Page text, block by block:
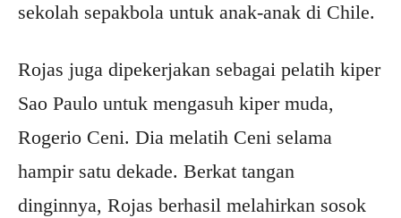
sekolah sepakbola untuk anak-anak di Chile.
Rojas juga dipekerjakan sebagai pelatih kiper
Sao Paulo untuk mengasuh kiper muda,
Rogerio Ceni. Dia melatih Ceni selama
hampir satu dekade. Berkat tangan
dinginnya, Rojas berhasil melahirkan sosok